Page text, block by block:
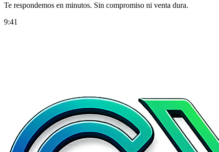
Te respondemos en minutos. Sin compromiso ni venta dura.
9:41